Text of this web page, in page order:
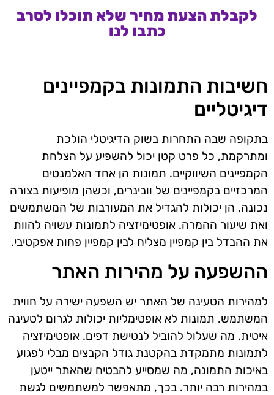
לקבלת הצעת מחיר שלא תוכלו לסרב
כתבו לנו
חשיבות התמונות בקמפיינים
דיגיטליים
בתקופה שבה התחרות בשוק הדיגיטלי הולכת
ומתרקמת, כל פרט קטן יכול להשפיע על הצלחת
הקמפיינים השיווקיים. תמונות הן אחד האלמנטים
המרכזיים בקמפיינים של וובינרים, וכשהן מופיעות בצורה
נכונה, הן יכולות להגדיל את המעורבות של המשתמשים
ואת שיעור ההמרה. אופטימיזציה לתמונות עשויה להוות
את ההבדל בין קמפיין מצליח לבין קמפיין פחות אפקטיבי.
ההשפעה על מהירות האתר
למהירות הטעינה של האתר יש השפעה ישירה על חווית
המשתמש. תמונות לא אופטימליות יכולות לגרום לטעינה
איטית, מה שעלול להוביל לנטישת דפים. אופטימיזציה
לתמונות מתמקדת בהקטנת גודל הקבצים מבלי לפגוע
באיכות התמונה, מה שמסייע להבטיח שהאתר ייטען
במהירות רבה יותר. בכך, מתאפשר למשתמשים לגשת